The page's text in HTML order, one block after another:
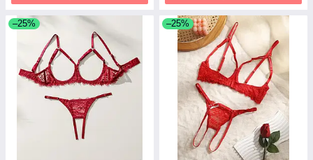
–25% –25%